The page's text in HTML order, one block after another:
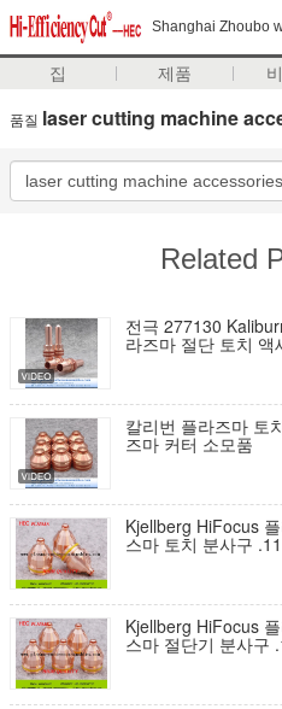
Shanghai Zhoubo
집 제품
품질 laser cutting machine
Related
전극 277130
라즈마 절단 토치 액
칼리번 플라즈마 토
즈마 커터 소모품
Kjellberg HiFocus
스마 토치 분사구
Kjellberg HiFocus
스마 절단기 분사구